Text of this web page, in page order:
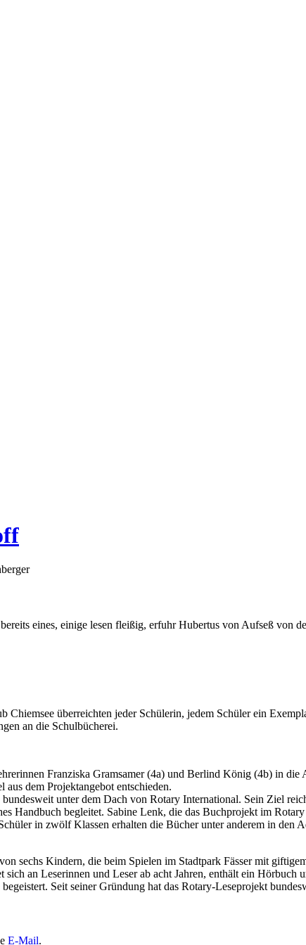
eines, einige lesen fleißig, erfuhr Hubertus von Aufseß von
überreichten jeder Schülerin, jedem Schüler ein
an die Schulbücherei.
Franziska Gramsamer (4a) und Berlind König (4b) in
dem Projektangebot entschieden.
unter dem Dach von Rotary International. Sein Ziel
Handbuch begleitet. Sabine Lenk, die das Buchprojekt im
in zwölf Klassen erhalten die Bücher unter anderem in den
sechs Kindern, die beim Spielen im Stadtpark Fässer mit
an Leserinnen und Leser ab acht Jahren, enthält ein
Seit seiner Gründung hat das Rotary-Leseprojekt
E-Mail.